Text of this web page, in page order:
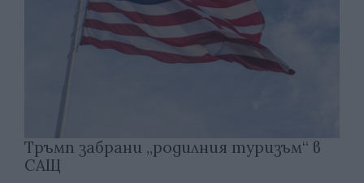
Тръмп забрани „родилния туризъм“ в
САЩ